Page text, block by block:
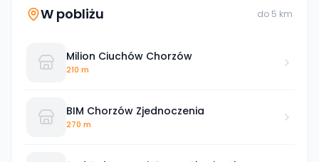
W pobliżu do 5 km
Milion Ciuchów Chorzów
210 m
BIM Chorzów Zjednoczenia
270 m